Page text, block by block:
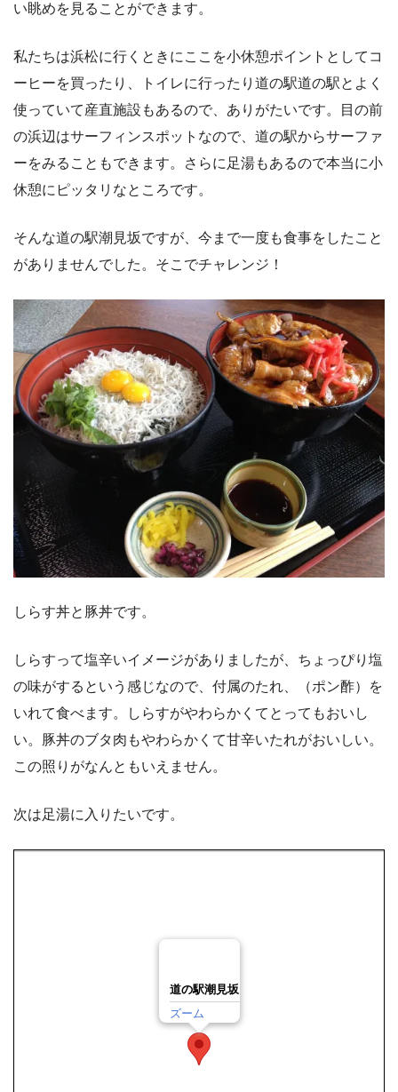
い眺めを見ることができます。
私たちは浜松に行くときにここを小休憩ポイントとしてコ
ーヒーを買ったり、トイレに行ったり道の駅道の駅とよく
使っていて産直施設もあるので、ありがたいです。目の前
の浜辺はサーフィンスポットなので、道の駅からサーファ
ーをみることもできます。さらに足湯もあるので本当に小
休憩にピッタリなところです。
そんな道の駅潮見坂ですが、今まで一度も食事をしたこと
がありませんでした。そこでチャレンジ！
しらす丼と豚丼です。
しらすって塩辛いイメージがありましたが、ちょっぴり塩
の味がするという感じなので、付属のたれ、（ポン酢）を
いれて食べます。しらすがやわらかくてとってもおいし
い。豚丼のブタ肉もやわらかくて甘辛いたれがおいしい。
この照りがなんともいえません。
次は足湯に入りたいです。
道の駅潮見坂
ズーム